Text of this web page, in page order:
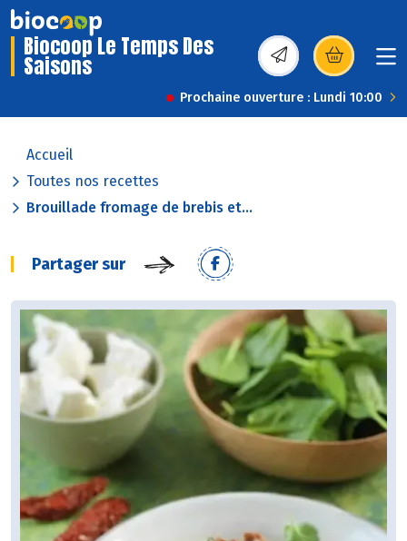
Biocoop Le Temps Des
Saisons (s’ouvre dans une
Prochaine ouverture : Lundi 10:00
Accueil
Toutes nos recettes
Brouillade fromage de brebis et...
Partager sur